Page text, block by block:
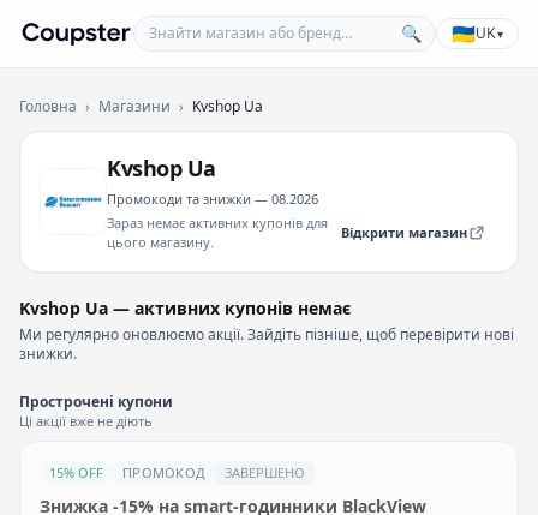
Coupster
Знайти магазин або бренд 🔍 🇺🇦UK▾
Головна › Магазини › Kvshop Ua
Kvshop Ua
Промокоди та знижки — 08.2026
Зараз немає активних купонів для
цього магазину.
Відкрити магазин
Kvshop Ua — активних купонів немає
Ми регулярно оновлюємо акції. Зайдіть пізніше, щоб перевірити нові
знижки.
Прострочені купони
Ці акції вже не діють
15% OFF ПРОМОКОД ЗАВЕРШЕНО
Знижка -15% на smart-годинники BlackView